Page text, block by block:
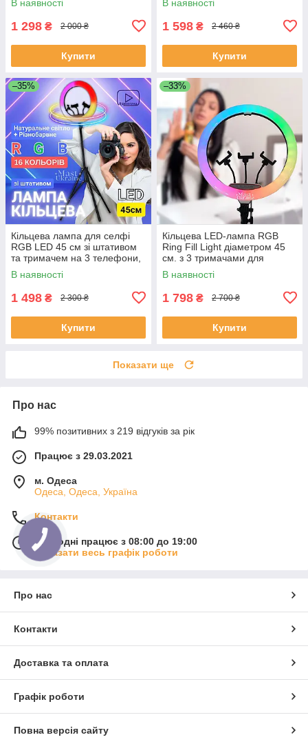
45
В наявності
1 298 ₴ 2 000 ₴
Купити
В наявності
1 598 ₴ 2 460 ₴
Купити
–35%
Кільцева лампа для селфі
RGB LED 45 см зі штативом
та тримачем на 3 телефони,
16 кольорів, MJ-45T
В наявності
1 498 ₴ 2 300 ₴
Купити
–33%
Кільцева LED-лампа RGB
Ring Fill Light діаметром 45
см. з 3 тримачами для
телефону VEN-149
В наявності
1 798 ₴ 2 700 ₴
Купити
Показати ще
Про нас
99% позитивних з 219 відгуків за рік
Працює з 29.03.2021
м. Одеса
Одеса, Одеса, Україна
Контакти
Сьогодні працює з 08:00 до 19:00
Показати весь графік роботи
Про нас
Контакти
Доставка та оплата
Графік роботи
Повна версія сайту